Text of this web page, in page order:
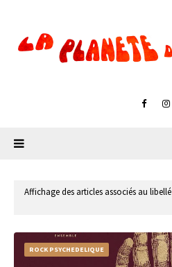
Affichage des articles associés au libellé
ROCK PSYCHEDELIQUE